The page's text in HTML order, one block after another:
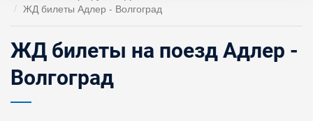
ЖД билеты Адлер - Волгоград
ЖД билеты на поезд Адлер -
Волгоград